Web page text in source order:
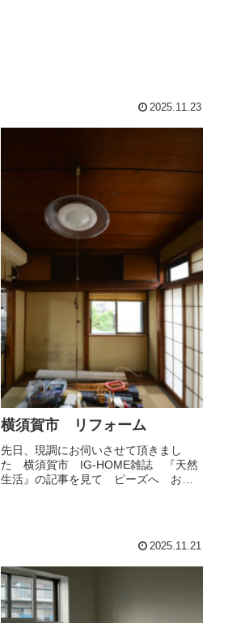
2025.11.23
横須賀市 リフォーム
先日、現調にお伺いさせて頂きまし
た 横須賀市 IG-HOME雑誌 『天然
生活』の記事を見て ピーズへ お電
2025.11.21